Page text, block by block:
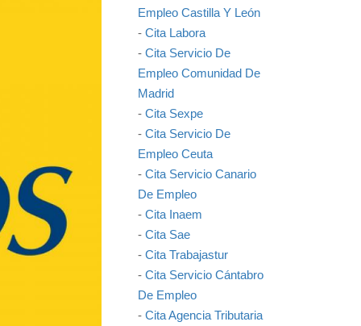
Empleo Castilla Y León
- Cita Labora
- Cita Servicio De
Empleo Comunidad De
Madrid
- Cita Sexpe
- Cita Servicio De
Empleo Ceuta
- Cita Servicio Canario
De Empleo
- Cita Inaem
- Cita Sae
- Cita Trabajastur
- Cita Servicio Cántabro
De Empleo
- Cita Agencia Tributaria